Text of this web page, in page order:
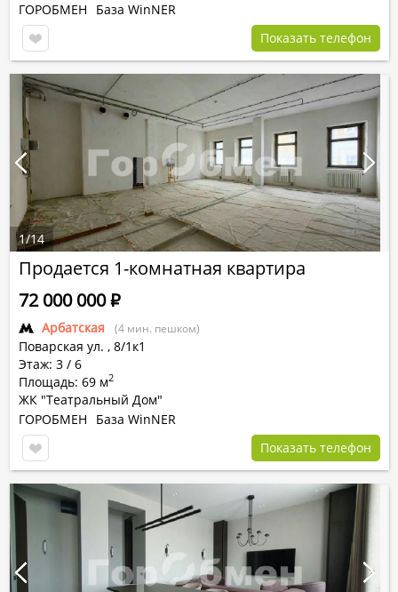
ГОРОБМЕН
База WinNER
Показать телефон
Продается 1-комнатная квартира
Арбатская (4 мин. пешком)
Поварская ул. , 8/1к1
Этаж: 3 / 6
Площадь: 69 м2
ЖК "Театральный Дом"
72 000 000Р
ГОРОБМЕН
База WinNER
Показать телефон
1/14